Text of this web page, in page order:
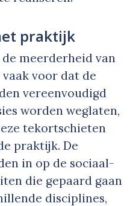
praktijk
meerderheid van
voor dat de
vereenvoudigd
worden weglaten,
tekortschieten
praktijk. De
in op de sociaal-
die gepaard gaan
disciplines,